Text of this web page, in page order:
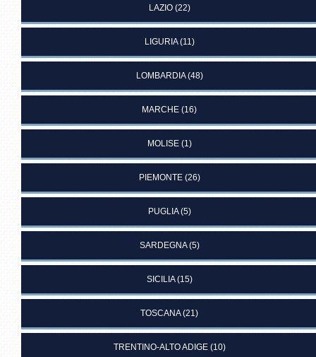
LAZIO(22)
LIGURIA(11)
LOMBARDIA(48)
MARCHE (16)
MOLISE(1)
PIEMONTE(26)
PUGLIA(5)
SARDEGNA(5)
SICILIA(15)
TOSCANA(21)
TRENTINO-ALTO ADIGE(10)